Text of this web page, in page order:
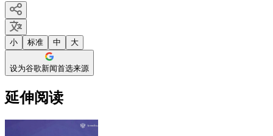
小 标准 中 大
设为谷歌新闻首选来源
延伸阅读